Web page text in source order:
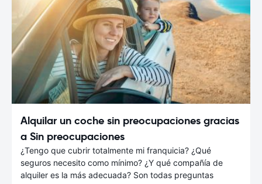
Alquilar un coche sin preocupaciones gracias
a Sin preocupaciones
¿Tengo que cubrir totalmente mi franquicia? ¿Qué
seguros necesito como mínimo? ¿Y qué compañía de
alquiler es la más adecuada? Son todas preguntas